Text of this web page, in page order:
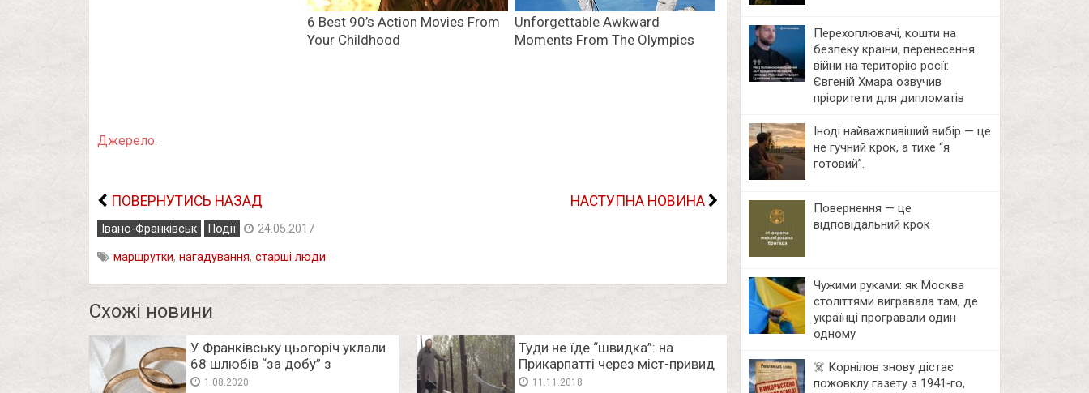
Джерело.
ПОВЕРНУТИСЬ НАЗАД НАСТУПНА НОВИНА
Івано-Франківськ Події 24.05.2017
маршрутки, нагадування, старші люди
Схожі новини
У Франківську цьогоріч уклали
68 шлюбів “за добу” з
іноземцями
1.08.2020
Туди не їде “швидка”: на
Прикарпатті через міст-привид
калічаться мешканці району.
11.11.2018
Перехоплювачі, кошти на
безпеку країни, перенесення
війни на територію росії:
Євгеній Хмара озвучив
пріоритети для дипломатів
Іноді найважливіший вибір — це
не гучний крок, а тихе “я
готовий”.
Повернення — це
відповідальний крок
Чужими руками: як Москва
століттями вигравала там, де
українці програвали один
одному
☠️ Корнілов знову дістає
пожовклу газету з 1941‑го,